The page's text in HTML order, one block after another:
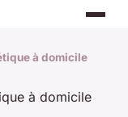
à domicile